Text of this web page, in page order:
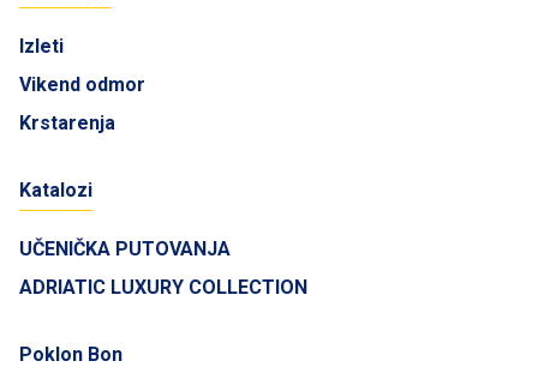
Izleti
Vikend odmor
Krstarenja
Katalozi
UČENIČKA PUTOVANJA
ADRIATIC LUXURY COLLECTION
Poklon Bon